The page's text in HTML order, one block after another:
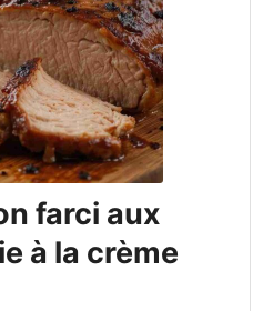
farci aux
à la crème